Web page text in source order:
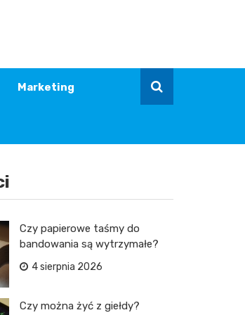
Marketing
Czy papierowe taśmy do
bandowania są wytrzymałe?
4 sierpnia 2026
Czy można żyć z giełdy?